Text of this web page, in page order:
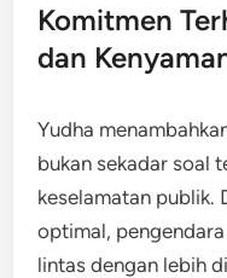
Komitmen
dan
Yudha
bukan sekadar soal
keselamatan publik.
optimal,
lintas dengan lebih